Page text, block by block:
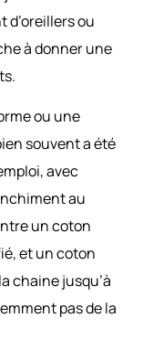
d’oreillers ou
à donner une
ou une
souvent a été
avec
au
un coton
et un coton
chaine jusqu’à
pas de la